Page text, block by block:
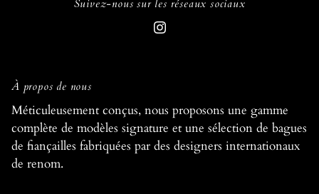
Suivez-nous sur les réseaux sociaux
À propos de nous
Méticuleusement conçus, nous proposons une gamme
complète de modèles signature et une sélection de bagues
de fiançailles fabriquées par des designers internationaux
de renom.